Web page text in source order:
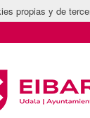
propias y de